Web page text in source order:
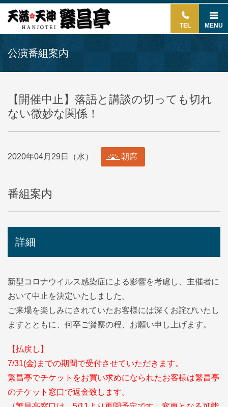
TEL MENU
公演番組案内
【開催中止】落語と講談の切っても切れ
ない微妙な関係！
2020年04月29日（水） 朝席
番組案内
詳細
新型コロナウイルス感染症による影響を考慮し、主催者に
おいて中止を決定いたしました。
ご来場を楽しみにされていたお客様には深くお詫びいたし
ますとともに、何卒ご賢察の程、お願い申し上げます。
【払戻し】
7/31(金)までの期間で受付させていただきます。
繁昌亭でチケットをお買い求めになられたお客様は繁昌亭
のチケット窓口で返金致します。